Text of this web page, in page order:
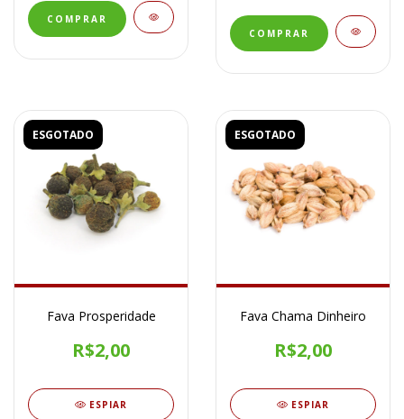
ESGOTADO
Fava Prosperidade
R$2,00
ESPIAR
ESGOTADO
Fava Chama Dinheiro
R$2,00
ESPIAR